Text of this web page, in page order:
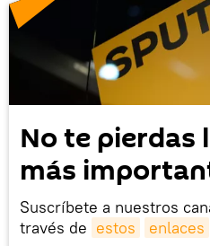
No te pierdas
más
Suscríbete a nuestros
través de estos enlaces